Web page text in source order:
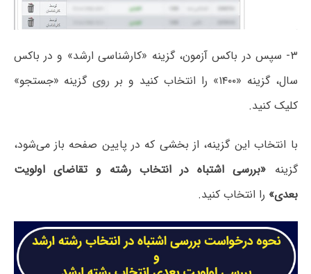
۳- سپس در باکس آزمون، گزینه «کارشناسی ارشد» و در باکس
سال، گزینه «۱۴۰۰» را انتخاب کنید و بر روی گزینه «جستجو»
کلیک کنید.
با انتخاب این گزینه، از بخشی که در پایین صفحه باز می‌شود،
گزینه «بررسی اشتباه در انتخاب رشته و تقاضای اولویت
بعدی» را انتخاب کنید.